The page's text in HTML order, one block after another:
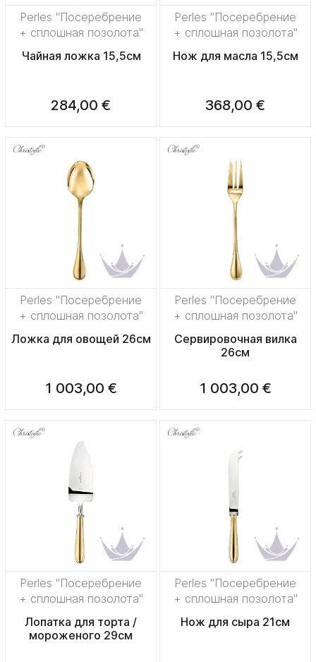
Perles "Посеребрение
+ сплошная позолота"
Чайная ложка 15,5см
284,00 €
Perles "Посеребрение
+ сплошная позолота"
Нож для масла 15,5см
368,00 €
Perles "Посеребрение
+ сплошная позолота"
Ложка для овощей 26см
1 003,00 €
Perles "Посеребрение
+ сплошная позолота"
Сервировочная вилка
26см
1 003,00 €
Perles "Посеребрение
+ сплошная позолота"
Лопатка для торта /
мороженого 29см
Perles "Посеребрение
+ сплошная позолота"
Нож для сыра 21см